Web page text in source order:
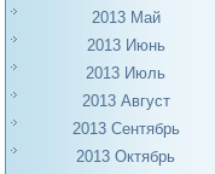
2013 Май
2013 Июнь
2013 Июль
2013 Август
2013 Сентябрь
2013 Октябрь